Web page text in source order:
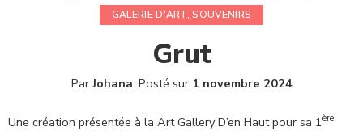
GALERIE D'ART,SOUVENIRS
Grut
ParJohana. Posté sur 1 novembre 2024
Une création présentée à la Art Gallery D’en Haut pour sa 1ère